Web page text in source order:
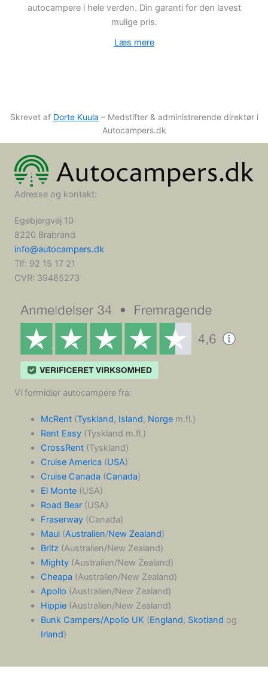
autocampere i hele verden. Din garanti for den lavest
mulige pris.
Læs mere
Skrevet af Dorte Kuula – Medstifter & administrerende direktør i
Autocampers.dk
Adresse og kontakt:
Egebjergvej 10
8220 Brabrand
info@autocampers.dk
Tlf: 92 15 17 21
CVR: 39485273
Vi formidler autocampere fra:
McRent(Tyskland, Island, Norgem.fl.)
Rent Easy(Tyskland m.fl.)
CrossRent(Tyskland)
Cruise America (USA)
Cruise Canada (Canada)
El Monte(USA)
Road Bear(USA)
Fraserway (Canada)
Maui (Australien/New Zealand)
Britz (Australien/New Zealand)
Mighty (Australien/New Zealand)
Cheapa (Australien/New Zealand)
Apollo (Australien/New Zealand)
Hippie(Australien/New Zealand)
Bunk Campers/Apollo UK (England, Skotland og
Irland)